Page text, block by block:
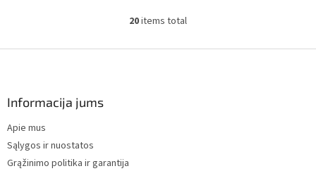
L
s
20items total
Informacija jums
Apie mus
Sąlygos ir nuostatos
Grąžinimo politika ir garantija